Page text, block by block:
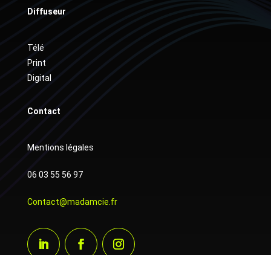
Diffuseur
Télé
Print
Digital
Contact
Mentions légales
06 03 55 56 97
Contact@madamcie.fr